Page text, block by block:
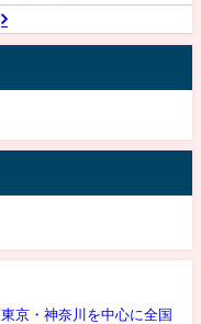
東京・神奈川を中心に全国